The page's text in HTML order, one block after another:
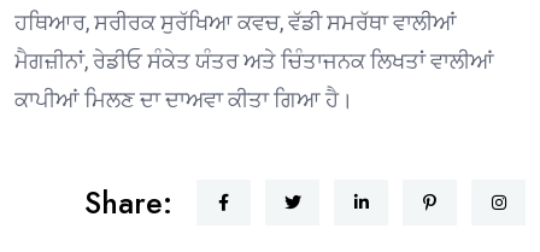
ਹਥਿਆਰ, ਸਰੀਰਕ ਸੁਰੱਖਿਆ ਕਵਚ, ਵੱਡੀ ਸਮਰੱਥਾ ਵਾਲੀਆਂ
ਮੈਗਜ਼ੀਨਾਂ, ਰੇਡੀਓ ਸੰਕੇਤ ਯੰਤਰ ਅਤੇ ਚਿੰਤਾਜਨਕ ਲਿਖਤਾਂ ਵਾਲੀਆਂ
ਕਾਪੀਆਂ ਮਿਲਣ ਦਾ ਦਾਅਵਾ ਕੀਤਾ ਗਿਆ ਹੈ।
Share: